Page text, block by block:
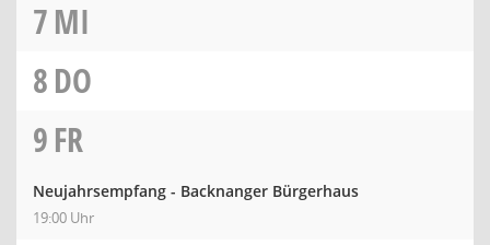
7MI
8DO
9FR
Neujahrsempfang - Backnanger Bürgerhaus
19:00 Uhr